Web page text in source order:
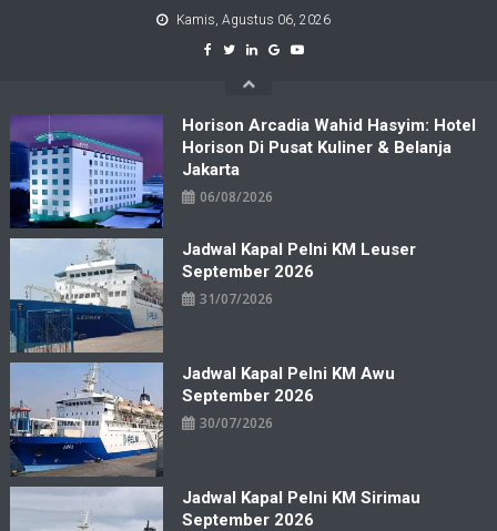
Kamis, Agustus 06, 2026
Horison Arcadia Wahid Hasyim: Hotel
Horison Di Pusat Kuliner & Belanja
Jakarta
06/08/2026
Jadwal Kapal Pelni KM Leuser
September 2026
31/07/2026
Jadwal Kapal Pelni KM Awu
September 2026
30/07/2026
Jadwal Kapal Pelni KM Sirimau
September 2026